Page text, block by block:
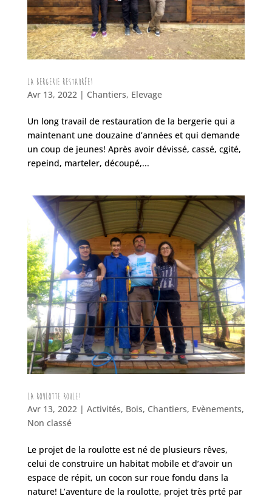
La bergerie restaurée!
Avr 13, 2022| Chantiers, Elevage
Un long travail de restauration de la bergerie qui a
maintenant une douzaine d’années et qui demande
un coup de jeunes! Après avoir dévissé, cassé, cgité,
repeind, marteler, découpé,...
La roulotte roule!
Avr 13, 2022| Activités, Bois, Chantiers, Evènements,
Non classé
Le projet de la roulotte est né de plusieurs rêves,
celui de construire un habitat mobile et d’avoir un
espace de répit, un cocon sur roue fondu dans la
nature! L’aventure de la roulotte, projet très prté par